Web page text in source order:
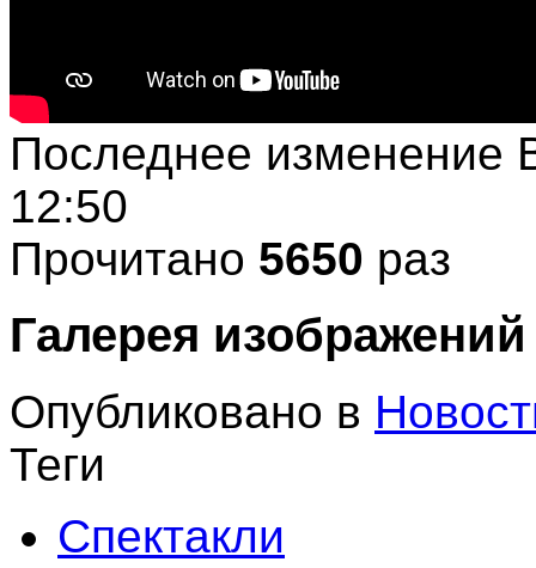
Последнее изменение
12:50
Прочитано 5650 раз
Галерея изображений
Опубликовано в
Теги
Спектакли